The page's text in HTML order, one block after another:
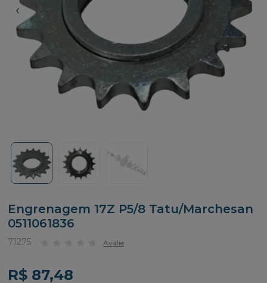
Engrenagem 17Z P5/8 Tatu/Marchesan
0511061836
71275 Avalie
R$ 87,48